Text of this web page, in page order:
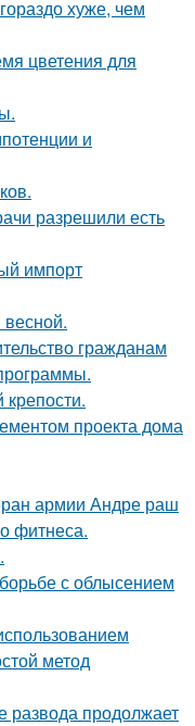
хуже, чем
цветения для
и
разрешили есть
импорт
гражданам
проекта дома
армии Андре раш
фитнеса.
с облысением
метод
развода продолжает